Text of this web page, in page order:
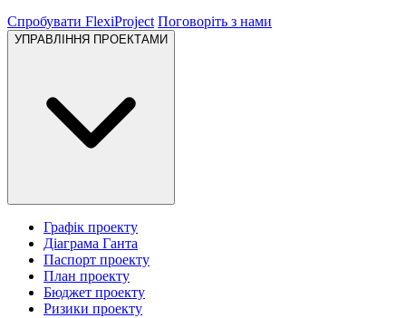
Спробувати FlexiProject Поговоріть з нами
УПРАВЛІННЯ ПРОЕКТАМИ
Графік проекту
Діаграма Ганта
Паспорт проекту
План проекту
Бюджет проекту
Ризики проекту